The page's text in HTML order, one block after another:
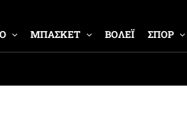
ΜΠΑΣΚΕΤ ΒΟΛΕΪ ΣΠΟΡ